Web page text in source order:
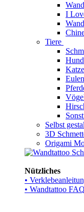
I
Tiere
Eulen
Selbst
3D
Origami
Nützliches
•
• Wandtattoo FAQ